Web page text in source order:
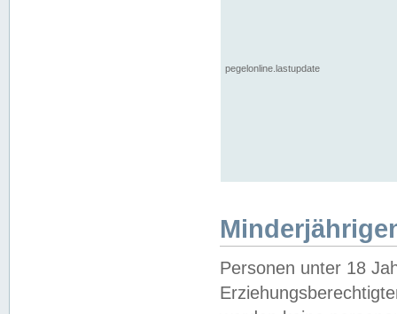
pegelonline.lastupdate
Personen unter 18